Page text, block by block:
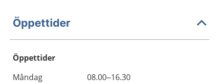
Öppettider
Öppettider
Dag
Öppettider
Kommentarer
Måndag
08.00–16.30